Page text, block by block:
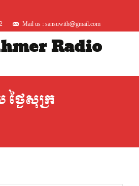
Mail us : sansuwith@gmail.com
Radio
ថ្ងៃសុក្រ